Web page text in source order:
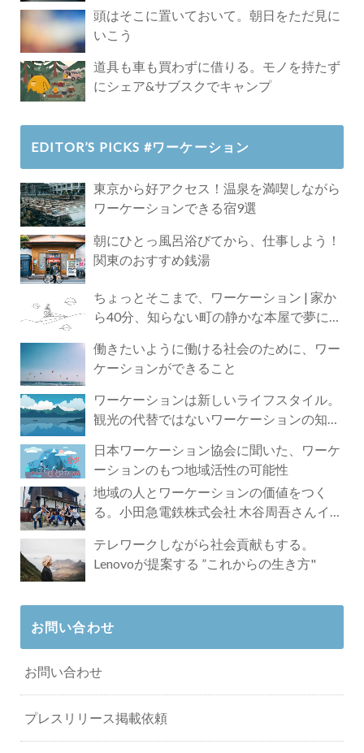
頭はそこに置いておいて。朝日をただ見に
いこう
道具も車も買わずに借りる。モノを持たず
にシェア&サブスクでキャンプ
EDITOR’S PICKS #ワーケーション
東京から好アクセス！温泉を満喫しながら
ワーケーションできる宿9選
朝にひとっ風呂浴びてから、仕事しよう！
関東のおすすめ銭湯
ちょっとそこまで、ワーケーション | 家か
ら40分、知らない町の静かな本屋で夢に近
働きたいように働ける社会のために、ワー
ケーションができること
ワーケーションは新しいライフスタイル。
観光の代替ではないワーケーションの知ら
日本ワーケーション協会に聞いた、ワーケ
ーションのもつ地域活性の可能性
地域の人とワーケーションの価値をつく
る。小田急電鉄株式会社 木谷周吾さんイン
テレワークしながら社会貢献もする。
Lenovoが提案する ”これからの生き方"
お問い合わせ
お問い合わせ
プレスリリース掲載依頼